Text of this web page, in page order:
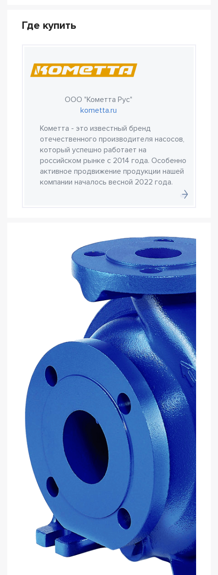
Где купить
ООО "Кометта Рус"
kometta.ru
Кометта - это известный бренд
отечественного производителя насосов,
который успешно работает на
российском рынке с 2014 года. Особенно
активное продвижение продукции нашей
компании началось весной 2022 года.